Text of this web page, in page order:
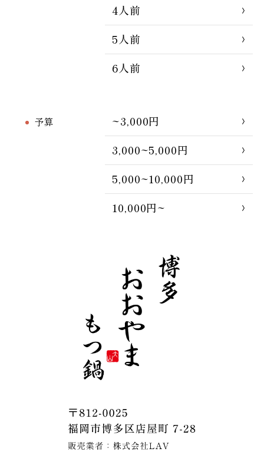
4人前
5人前
6人前
予算
~3,000円
3,000~5,000円
5,000~10,000円
10,000円~